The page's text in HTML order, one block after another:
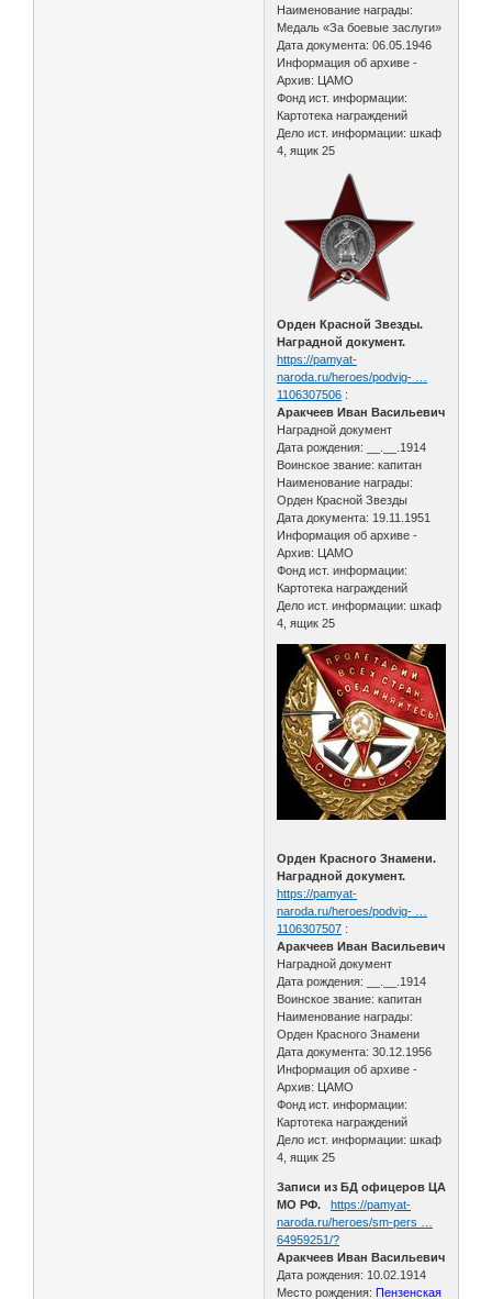
Наименование награды:
Медаль «За боевые заслуги»
Дата документа: 06.05.1946
Информация об архиве -
Архив: ЦАМО
Фонд ист. информации:
Картотека награждений
Дело ист. информации: шкаф
4, ящик 25
Орден Красной Звезды.
Наградной документ.
https://pamyat-
naroda.ru/heroes/podvig- …
1106307506 :
Аракчеев Иван Васильевич
Наградной документ
Дата рождения: __.__.1914
Воинское звание: капитан
Наименование награды:
Орден Красной Звезды
Дата документа: 19.11.1951
Информация об архиве -
Архив: ЦАМО
Фонд ист. информации:
Картотека награждений
Дело ист. информации: шкаф
4, ящик 25
Орден Красного Знамени.
Наградной документ.
https://pamyat-
naroda.ru/heroes/podvig- …
1106307507 :
Аракчеев Иван Васильевич
Наградной документ
Дата рождения: __.__.1914
Воинское звание: капитан
Наименование награды:
Орден Красного Знамени
Дата документа: 30.12.1956
Информация об архиве -
Архив: ЦАМО
Фонд ист. информации:
Картотека награждений
Дело ист. информации: шкаф
4, ящик 25
Записи из БД офицеров ЦА
МО РФ.
https://pamyat-
naroda.ru/heroes/sm-pers …
64959251/?
Аракчеев Иван Васильевич
Дата рождения: 10.02.1914
Место рождения: Пензенская